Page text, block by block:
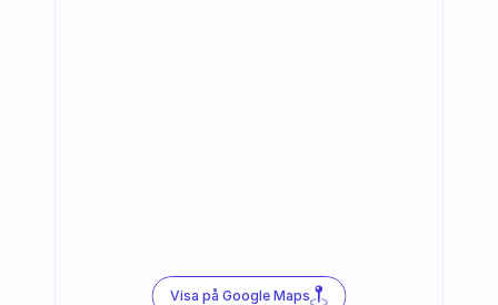
Visa på Google Maps